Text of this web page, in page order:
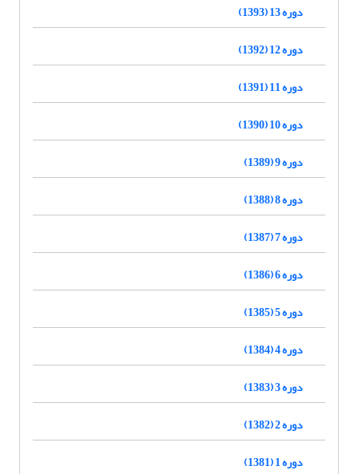
دوره 13 (1393)
دوره 12 (1392)
دوره 11 (1391)
دوره 10 (1390)
دوره 9 (1389)
دوره 8 (1388)
دوره 7 (1387)
دوره 6 (1386)
دوره 5 (1385)
دوره 4 (1384)
دوره 3 (1383)
دوره 2 (1382)
دوره 1 (1381)